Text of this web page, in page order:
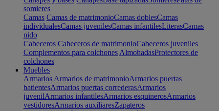
somieres
Camas Camas de matrimonioCamas doblesCamas
individualesCamas juvenilesCamas infantilesLiterasCamas
nido
Cabeceros Cabeceros de matrimonioCabeceros juveniles
Complementos para colchones AlmohadasProtectores de
colchones
Muebles
Armarios Armarios de matrimonioArmarios puertas
batientesArmarios puertas correderasArmarios
juvenilArmarios infantilesArmarios esquinerosArmarios
vestidoresArmarios auxiliaresZapateros